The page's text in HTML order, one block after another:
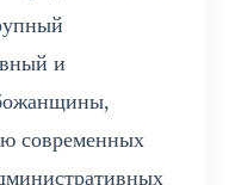
и
современных